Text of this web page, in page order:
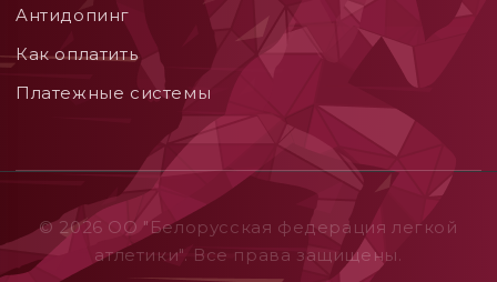
Aнтидопинг
Как оплатить
Платежные системы
© 2026 ОO "Белорусская федерация легкой
атлетики". Все права защищены.